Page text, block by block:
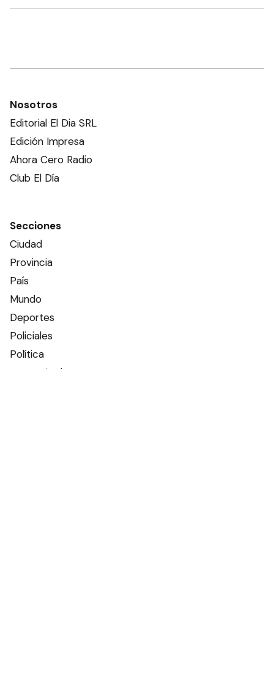
Nosotros
Editorial El Dia SRL
Edición Impresa
Ahora Cero Radio
Club El Día
Secciones
Ciudad
Provincia
País
Mundo
Deportes
Policiales
Política
Espectáculos